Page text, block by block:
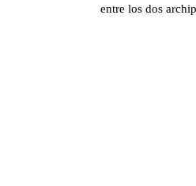
entre los dos